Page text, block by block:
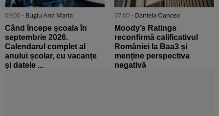
09:00 • Bugiu ⁠Ana Maria
Când începe școala în
septembrie 2026.
Calendarul complet al
anului școlar, cu vacanțe
și datele ...
07:00 • Daniela Oancea
Moody’s Ratings
reconfirmă calificativul
României la Baa3 și
menține perspectiva
negativă